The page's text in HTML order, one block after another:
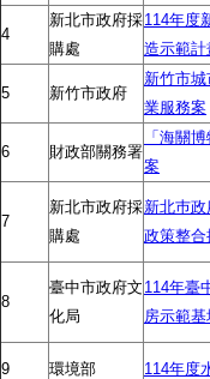
4
新北市政府採
購處
114年度
造示範計
5 新竹市政府
新竹市
業服務案
6 財政部關務署
「海關
案
7
新北市政府採
購處
新北巿
政策整
8
臺中市政府文
化局
114年臺
房示範
9 環境部 114年度